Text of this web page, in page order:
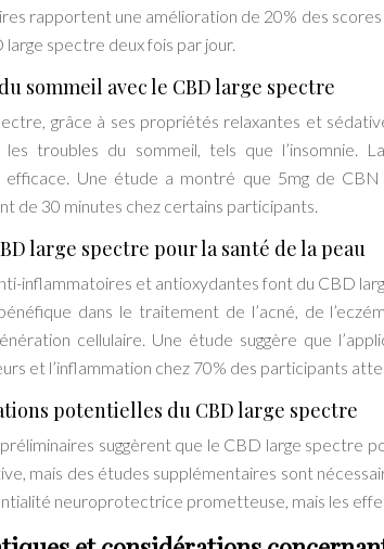
rapportent une amélioration de 20% des
large spectre deux fois par jour.
sommeil avec le CBD large spectre
grâce à ses propriétés relaxantes et
les troubles du sommeil, tels que
efficace. Une étude a montré que 5mg de
de 30 minutes chez certains participants.
large spectre pour la santé de la peau
inflammatoires et antioxydantes font du CBD
dans le traitement de l’acné, de
cellulaire. Une étude suggère que
et l’inflammation chez 70% des participants
potentielles du CBD large spectre
suggèrent que le CBD large spectre
mais des études supplémentaires sont
neuroprotectrice prometteuse, mais les